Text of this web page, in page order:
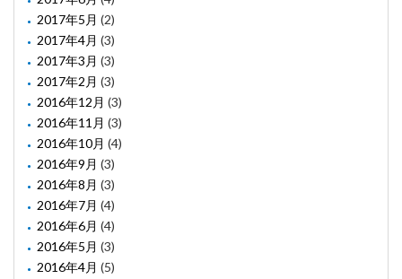
2017年5月 (2)
2017年4月 (3)
2017年3月 (3)
2017年2月 (3)
2016年12月 (3)
2016年11月 (3)
2016年10月 (4)
2016年9月 (3)
2016年8月 (3)
2016年7月 (4)
2016年6月 (4)
2016年5月 (3)
2016年4月 (5)